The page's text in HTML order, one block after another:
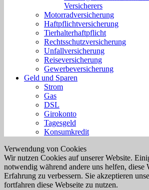
Versicherers
Motorradversicherung
Haftpflichtversicherung
Tierhalterhaftpflicht
Rechtsschutzversicherung
Unfallversicherung
Reiseversicherung
Gewerbeversicherung
Geld und Sparen
Strom
Gas
DSL
Girokonto
Tagesgeld
Konsumkredit
Verwendung von Cookies
Wir nutzen Cookies auf unserer Website.
notwendig während andere uns helfen, diese
Erfahrung zu verbessern. Sie akzeptieren
fortfahren diese Webseite zu nutzen.